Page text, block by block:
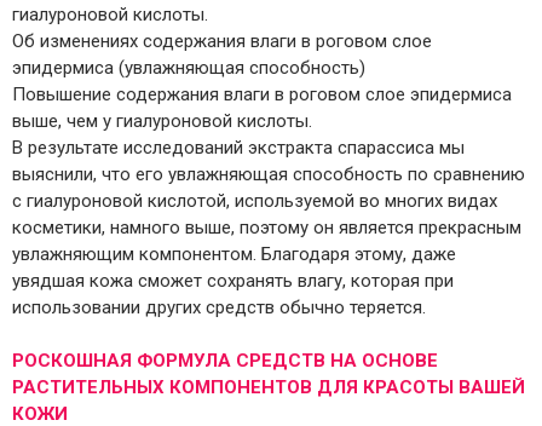
гиалуроновой кислоты.
Об изменениях содержания влаги в роговом слое
эпидермиса (увлажняющая способность)
Повышение содержания влаги в роговом слое эпидермиса
выше, чем у гиалуроновой кислоты.
В результате исследований экстракта спарассиса мы
выяснили, что его увлажняющая способность по сравнению
с гиалуроновой кислотой, используемой во многих видах
косметики, намного выше, поэтому он является прекрасным
увлажняющим компонентом. Благодаря этому, даже
увядшая кожа сможет сохранять влагу, которая при
использовании других средств обычно теряется.
РОСКОШНАЯ ФОРМУЛА СРЕДСТВ НА ОСНОВЕ
РАСТИТЕЛЬНЫХ КОМПОНЕНТОВ ДЛЯ КРАСОТЫ ВАШЕЙ
КОЖИ